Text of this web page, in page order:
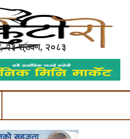
२३ श्रावण, २०८३